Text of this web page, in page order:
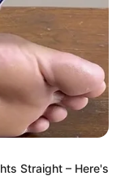
yoxdur
-
0 0
Straight – Here's